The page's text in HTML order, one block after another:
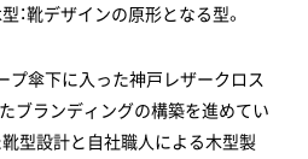
靴デザインの原形となる型。
プ傘下に入った神戸レザークロス
ブランディングの構築を進めてい
型設計と自社職人による木型製